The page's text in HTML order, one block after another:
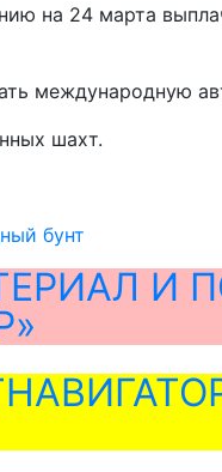
на 24 марта
международную
шахт.
бунт
И